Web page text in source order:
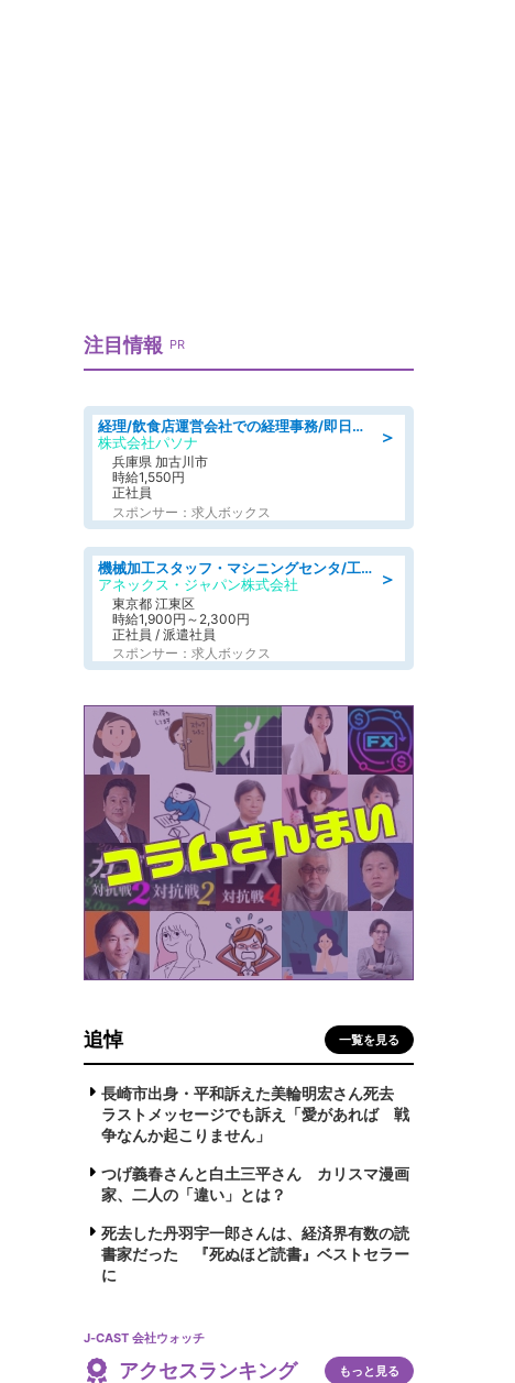
注目情報 PR
＞
経理/飲食店運営会社での経理事務/即日勤務可/車通勤可/経理/一般事務
株式会社パソナ
兵庫県 加古川市
時給1,550円
正社員
スポンサー：求人ボックス
＞
機械加工スタッフ・マシニングセンタ/工業系卒歓迎/未経験OK/急募/学歴不問/土日祝休みあり
アネックス・ジャパン株式会社
東京都 江東区
時給1,900円～2,300円
正社員 / 派遣社員
スポンサー：求人ボックス
追悼 一覧を見る
長崎市出身・平和訴えた美輪明宏さん死去
ラストメッセージでも訴え「愛があれば 戦
争なんか起こりません」
つげ義春さんと白土三平さん カリスマ漫画
家、二人の「違い」とは？
死去した丹羽宇一郎さんは、経済界有数の読
書家だった 『死ぬほど読書』ベストセラー
に
J-CAST 会社ウォッチ
アクセスランキング もっと見る